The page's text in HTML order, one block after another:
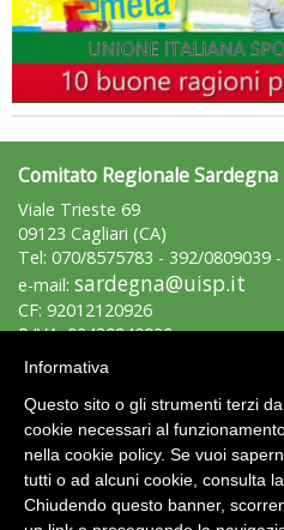
La formazione Uisp rallenta ma
Tiziano Pesce nel Cda di
Roma
Comitato Regionale Sardegna
Viale Trieste 69
09123 Cagliari (CA)
Tel: 070/8575783 - 392/0809039
e-mail: sardegna@uisp.it
CF: 92012120926
P.IVA: 02430940920
Area Riservata 2.0
Informativa
Questo sito o gli strumenti terzi
cookie necessari al
nella cookie policy. Se vuoi
tutti o ad alcuni cookie, consulta la
Chiudendo questo banner,